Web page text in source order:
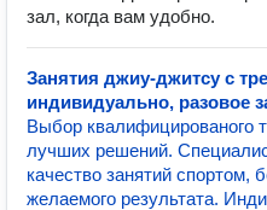
зал, когда вам удобно.
Занятия джиу-джитсу с
индивидуально, разовое
Выбор квалифицированого
лучших решений.
качество занятий спортом,
желаемого результата.